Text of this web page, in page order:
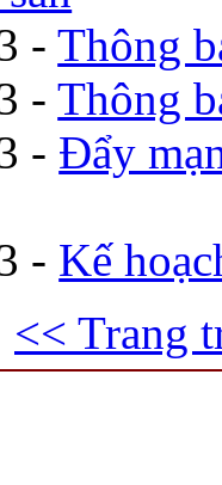
-Thông
-Thông
- Đẩy
- Kế
<< Trang